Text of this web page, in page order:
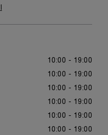
10:00 - 19:00
10:00 - 19:00
10:00 - 19:00
10:00 - 19:00
10:00 - 19:00
10:00 - 19:00